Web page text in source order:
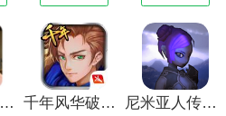
奈的教育日记安卓10.0_奈的教育日记作弊菜单 千年风华破解版无限金币钻石版_千年风华 尼米亚人传奇万德卡尔